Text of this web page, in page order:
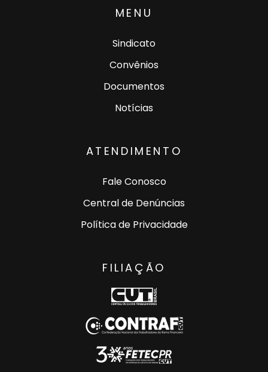
MENU
Sindicato
Convênios
Documentos
Notícias
ATENDIMENTO
Fale Conosco
Central de Denúncias
Política de Privacidade
FILIAÇÃO